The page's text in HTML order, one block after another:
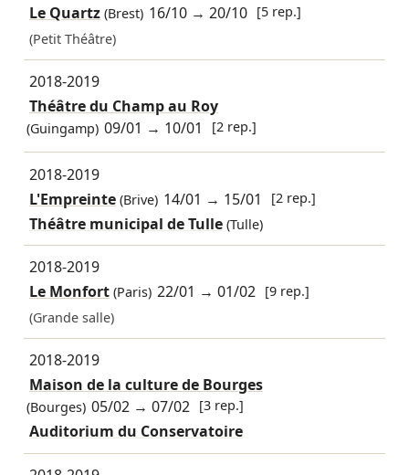
Le Quartz(Brest) 16/10 →20/10 [5 rep.]
(Petit Théâtre)
2018-2019
Théâtre du Champ au Roy
(Guingamp) 09/01 → 10/01 [2 rep.]
2018-2019
L'Empreinte(Brive) 14/01 → 15/01 [2 rep.]
Théâtre municipal de Tulle (Tulle)
2018-2019
Le Monfort(Paris) 22/01 →01/02 [9 rep.]
(Grande salle)
2018-2019
Maison de la culture de Bourges
(Bourges) 05/02 →07/02 [3 rep.]
Auditorium du Conservatoire